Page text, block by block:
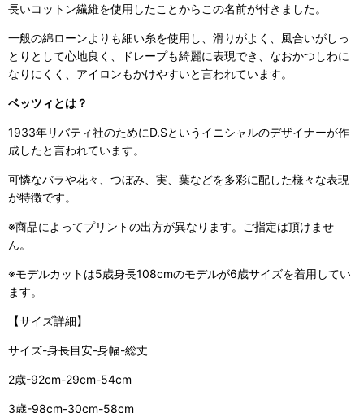
長いコットン繊維を使用したことからこの名前が付きました。
一般の綿ローンよりも細い糸を使用し、滑りがよく、風合いがしっ
とりとして心地良く、ドレープも綺麗に表現でき、なおかつしわに
なりにくく、アイロンもかけやすいと言われています。
ベッツィとは？
1933年リバティ社のためにD.Sというイニシャルのデザイナーが作
成したと言われています。
可憐なバラや花々、つぼみ、実、葉などを多彩に配した様々な表現
が特徴です。
※商品によってプリントの出方が異なります。ご指定は頂けませ
ん。
※モデルカットは5歳身長108cmのモデルが6歳サイズを着用してい
ます。
【サイズ詳細】
サイズ-身長目安-身幅-総丈
2歳-92cm-29cm-54cm
3歳-98cm-30cm-58cm